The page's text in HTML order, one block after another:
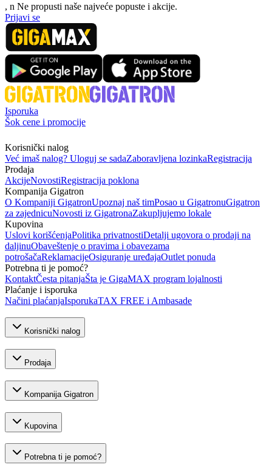
, n Ne propusti naše najveće popuste i akcije.
Prijavi se
Isporuka
Šok cene i promocije
Korisnički nalog
Već imaš nalog? Uloguj se sadaZaboravljena lozinkaRegistracija
Prodaja
AkcijeNovostiRegistracija poklona
Kompanija Gigatron
O Kompaniji GigatronUpoznaj naš timPosao u GigatronuGigatron
za zajednicuNovosti iz GigatronaZakupljujemo lokale
Kupovina
Uslovi korišćenjaPolitika privatnostiDetalji ugovora o prodaji na
daljinuObaveštenje o pravima i obavezama
potrošačaReklamacijeOsiguranje uređajaOutlet ponuda
Potrebna ti je pomoć?
KontaktČesta pitanjaŠta je GigaMAX program lojalnosti
Plaćanje i isporuka
Načini plaćanjaIsporukaTAX FREE i Ambasade
Korisnički nalog
Prodaja
Kompanija Gigatron
Kupovina
Potrebna ti je pomoć?